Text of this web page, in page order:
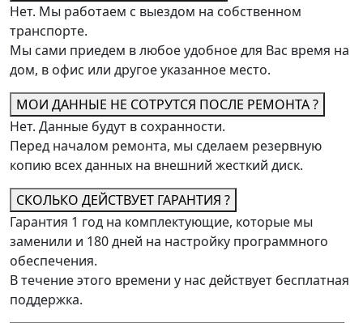
Нет. Мы работаем с выездом на собственном
транспорте.
Мы сами приедем в любое удобное для Вас время на
дом, в офис или другое указанное место.
МОИ ДАННЫЕ НЕ СОТРУТСЯ ПОСЛЕ РЕМОНТА ?
Нет. Данные будут в сохранности.
Перед началом ремонта, мы сделаем резервную
копию всех данных на внешний жесткий диск.
СКОЛЬКО ДЕЙСТВУЕТ ГАРАНТИЯ ?
Гарантия 1 год на комплектующие, которые мы
заменили и 180 дней на настройку программного
обеспечения.
В течение этого времени у нас действует бесплатная
поддержка.